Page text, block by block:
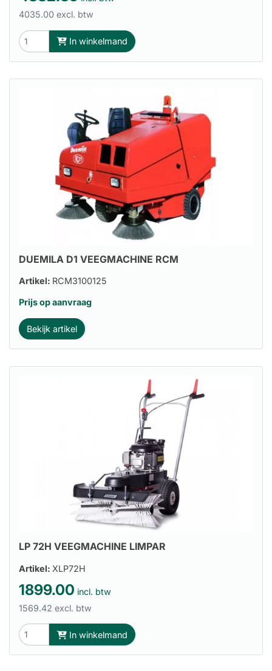
4035.00 excl. btw
In winkelmand
DUEMILA D1 VEEGMACHINE RCM
Artikel: RCM3100125
Prijs op aanvraag
Bekijk artikel
LP 72H VEEGMACHINE LIMPAR
Artikel: XLP72H
1899.00 incl. btw
1569.42 excl. btw
In winkelmand